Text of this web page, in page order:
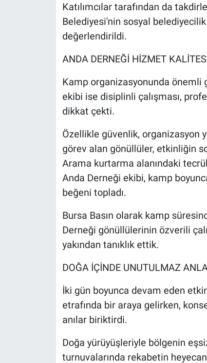
Katılımcılar tarafından da
Belediyesi'nin sosyal belediyecilik
değerlendirildi.
ANDA DERNEĞİ HİZMET
Kamp organizasyonunda önemli
ekibi ise disiplinli çalışması,
dikkat çekti.
Özellikle güvenlik, organizasyon
görev alan gönüllüler, etkinliğin
Arama kurtarma alanındaki
Anda Derneği ekibi, kamp
beğeni topladı.
Bursa Basın olarak kamp
Derneği gönüllülerinin özverili
yakından tanıklık ettik.
DOĞA İÇİNDE UNUTULMAZ
İki gün boyunca devam eden
etrafında bir araya gelirken,
anılar biriktirdi.
Doğa yürüyüşleriyle bölgenin
turnuvalarında rekabetin